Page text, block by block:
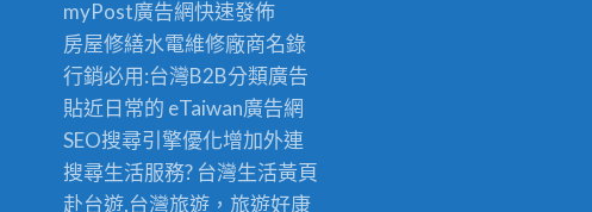
myPost廣告網快速發佈
房屋修繕水電維修廠商名錄
行銷必用:台灣B2B分類廣告
貼近日常的 eTaiwan廣告網
SEO搜尋引擎優化增加外連
搜尋生活服務? 台灣生活黃頁
赴台遊,台灣旅遊 ，旅遊好康